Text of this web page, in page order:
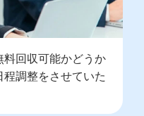
回収可能かどうか
調整をさせていた